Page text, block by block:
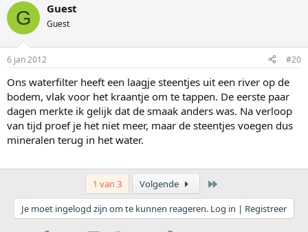
G Guest
Guest
6 jan 2012 #20
Ons waterfilter heeft een laagje steentjes uit een river op de
bodem, vlak voor het kraantje om te tappen. De eerste paar
dagen merkte ik gelijk dat de smaak anders was. Na verloop
van tijd proef je het niet meer, maar de steentjes voegen dus
mineralen terug in het water.
1 van 3 Volgende
Je moet ingelogd zijn om te kunnen reageren. Log in | Registreer